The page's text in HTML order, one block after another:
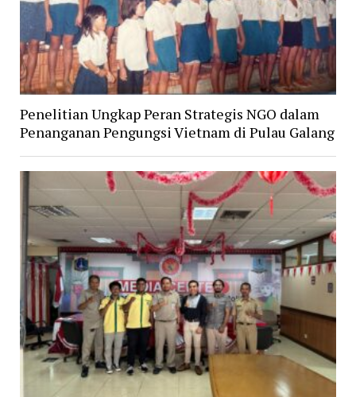
Penelitian Ungkap Peran Strategis NGO dalam
Penanganan Pengungsi Vietnam di Pulau Galang